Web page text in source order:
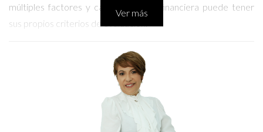
múltiples factores y cada institución financiera puede tener
sus propios criterios de evaluación.
¿Por qué es importante el score crediticio?
Un score crediticio alto puede ofrecerte ventajas
Acceso a tasas de interés más bajas en préstamos y
tarjetas de crédito.
Ver más